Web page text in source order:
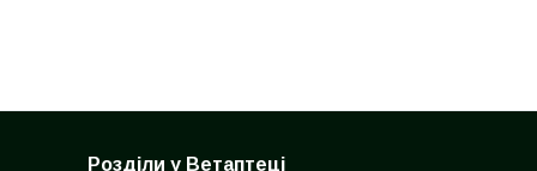
Розділи у Ветаптеці